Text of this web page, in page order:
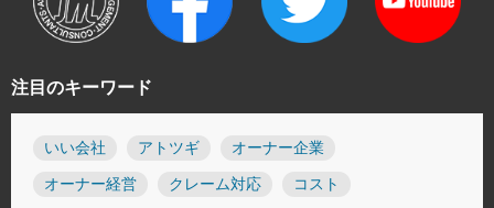
注目のキーワード
いい会社 アトツギ オーナー企業
オーナー経営 クレーム対応 コスト